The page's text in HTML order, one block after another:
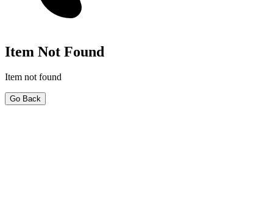
Item Not Found
Item not found
Go Back